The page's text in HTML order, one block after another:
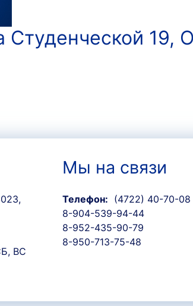
Студенческой 19,
ВС
Мы на связи
Телефон: (4722) 40-70-08
8-904-539-94-44
8-952-435-90-79
8-950-713-75-48